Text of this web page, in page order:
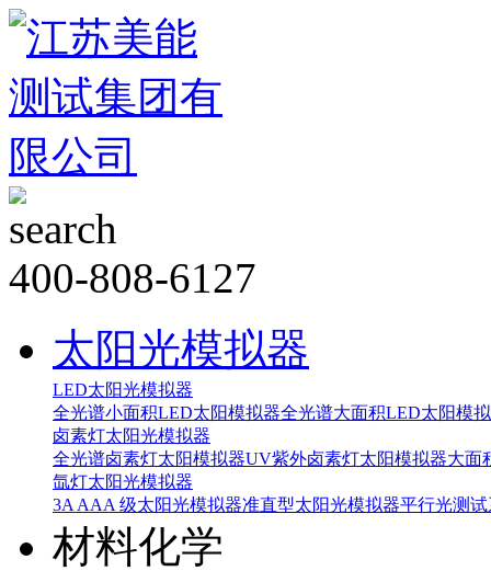
400-808-6127
太阳光模拟器
LED太阳光模拟器
全光谱小面积LED太阳模拟器全光谱大面积LED太阳模
卤素灯太阳光模拟器
全光谱卤素灯太阳模拟器UV紫外卤素灯太阳模拟器大面
氙灯太阳光模拟器
3A AAA 级太阳光模拟器准直型太阳光模拟器平行光测
材料化学